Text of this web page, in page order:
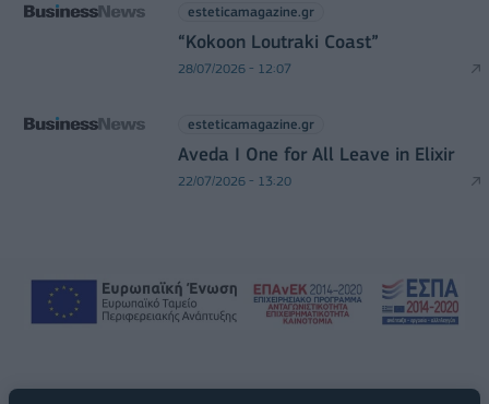
esteticamagazine.gr
“Kokoon Loutraki Coast”
28/07/2026 - 12:07
esteticamagazine.gr
Aveda I One for All Leave in Elixir
22/07/2026 - 13:20